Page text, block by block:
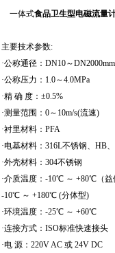
一体式食品卫生型电磁流量
主要技术参数:
·公称通径：DN10～
·公称压力：1.0～4.0MPa
·精 确 度：±0.5%
·测量范围：0～10m/s(流速)
·衬里材料：PFA
·电基材料：316L不锈钢、HB
·外壳材料：304不锈钢
·介质温度：-10℃ ～ +80℃（
-10℃ ～ +180℃ (分体型)
·环境温度：-25℃ ～ +60℃
·连接方式：ISO标准快速接头
·电 源：220V AC 或 24V DC